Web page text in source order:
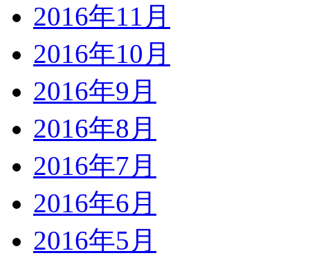
2016年11月
2016年10月
2016年9月
2016年8月
2016年7月
2016年6月
2016年5月